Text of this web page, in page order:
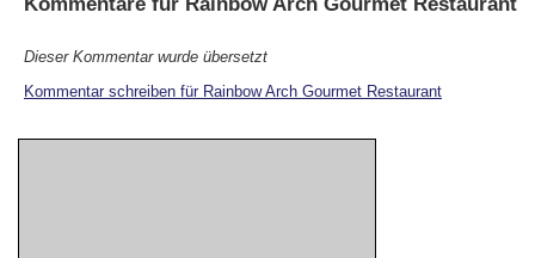
Dieser Kommentar wurde übersetzt
Kommentar schreiben für Rainbow Arch Gourmet Restaurant